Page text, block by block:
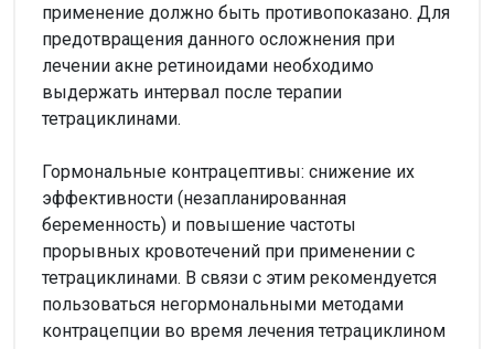
применение должно быть противопоказано. Для
предотвращения данного осложнения при
лечении акне ретиноидами необходимо
выдержать интервал после терапии
тетрациклинами.
Гормональные контрацептивы: снижение их
эффективности (незапланированная
беременность) и повышение частоты
прорывных кровотечений при применении с
тетрациклинами. В связи с этим рекомендуется
пользоваться негормональными методами
контрацепции во время лечения тетрациклином